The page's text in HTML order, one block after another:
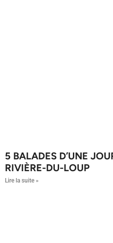
5 BALADES D’UNE
RIVIÈRE-DU-LOUP
Lire la suite »